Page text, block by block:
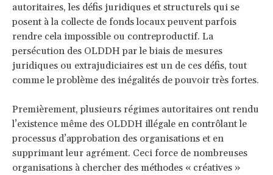
autoritaires, les défis juridiques et structurels qui se
posent à la collecte de fonds locaux peuvent parfois
rendre cela impossible ou contreproductif. La
persécution des OLDDH par le biais de mesures
juridiques ou extrajudiciaires est un de ces défis, tout
comme le problème des inégalités de pouvoir très fortes.
Premièrement, plusieurs régimes autoritaires ont rendu
l’existence même des OLDDH illégale en contrôlant le
processus d’approbation des organisations et en
supprimant leur agrément. Ceci force de nombreuses
organisations à chercher des méthodes « créatives »